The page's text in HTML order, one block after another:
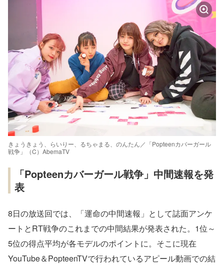
きょうきょう、らいりー、るちゃまる、のんたん／「Popteenカバーガール
戦争」（C）AbemaTV
「Popteenカバーガール戦争」中間速報を発
表
8日の放送回では、「運命の中間速報」として誌面アンケ
ートとRT戦争のこれまでの中間結果が発表された。1位～
5位の得点平均が各モデルのポイントに。そこに現在
YouTube＆PopteenTVで行われているアピール動画での結